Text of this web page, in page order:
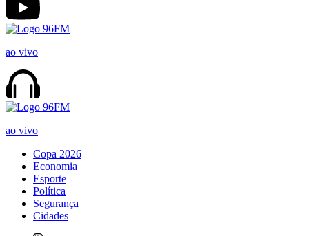
ao vivo
ao vivo
Copa 2026
Economia
Esporte
Política
Segurança
Cidades